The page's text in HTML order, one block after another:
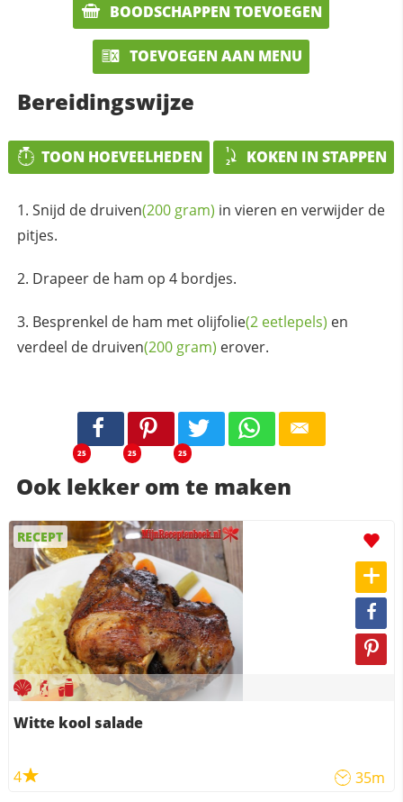
BOODSCHAPPEN TOEVOEGEN
TOEVOEGEN AAN MENU
Bereidingswijze
TOON HOEVEELHEDEN KOKEN IN STAPPEN
Snijd de druiven(200 gram) in vieren en verwijder de
pitjes.
Drapeer de ham op 4 bordjes.
Besprenkel de ham met olijfolie(2 eetlepels) en
verdeel de druiven(200 gram) erover.
25 25 25
Ook lekker om te maken
RECEPT
Witte kool salade
4 35m